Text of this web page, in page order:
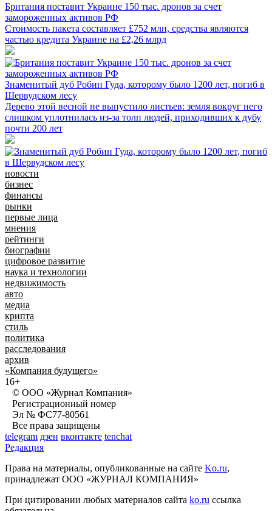
Британия поставит Украине 150 тыс. дронов за счет
замороженных активов РФ
Стоимость пакета составляет £752 млн, средства являются
частью кредита Украине на £2,26 млрд
Знаменитый дуб Робин Гуда, которому было 1200 лет, погиб в
Шервудском лесу
Дерево этой весной не выпустило листьев: земля вокруг него
слишком уплотнилась из-за толп людей, приходивших к дубу
почти 200 лет
новости
бизнес
финансы
рынки
первые лица
мнения
рейтинги
биографии
цифровое развитие
наука и технологии
недвижимость
авто
медиа
крипта
стиль
политика
расследования
архив
«Компания будущего»
16+
© ООО «Журнал Компания»
Регистрационный номер
Эл № ФС77-80561
Все права защищены
telegram дзен вконтакте tenchat
Редакция
Права на материалы, опубликованные на сайте Ko.ru,
принадлежат ООО «ЖУРНАЛ КОМПАНИЯ»
При цитировании любых материалов сайта ko.ru ссылка